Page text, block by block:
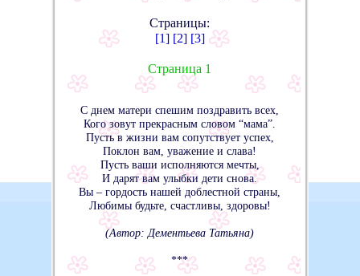
Страницы:
[1] [2] [3]
Страница 1
С днем матери спешим поздравить всех,
Кого зовут прекрасным словом “мама”.
Пусть в жизни вам сопутствует успех,
Поклон вам, уважение и слава!
Пусть ваши исполняются мечты,
И дарят вам улыбки дети снова.
Вы – гордость нашей доблестной страны,
Любимы будьте, счастливы, здоровы!
(Автор: Дементьева Татьяна)
***